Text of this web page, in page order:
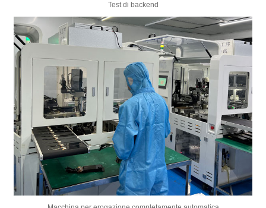
Test di backend